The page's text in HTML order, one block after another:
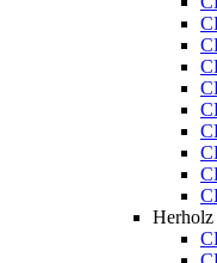
Herholz